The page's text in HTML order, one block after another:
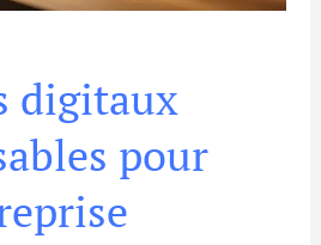
digitaux
pour